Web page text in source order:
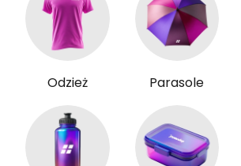
Odzież Parasole